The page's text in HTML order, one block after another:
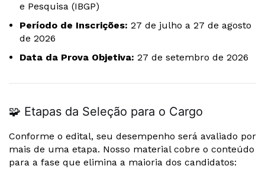
e Pesquisa (IBGP)
Período de Inscrições: 27 de julho a 27 de agosto
de 2026
Data da Prova Objetiva: 27 de setembro de 2026
🧩 Etapas da Seleção para o Cargo
Conforme o edital, seu desempenho será avaliado por
mais de uma etapa. Nosso material cobre o conteúdo
para a fase que elimina a maioria dos candidatos: